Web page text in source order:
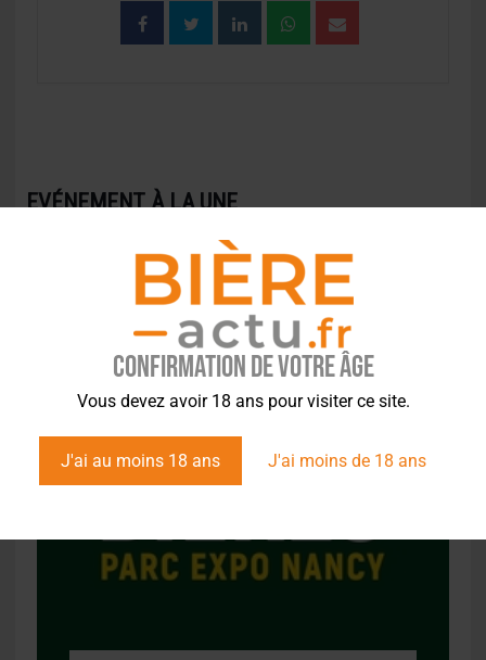
Confirmation de votre âge
Vous devez avoir 18 ans pour visiter ce site.
J'ai au moins 18 ans J'ai moins de 18 ans
EVÉNEMENT À LA UNE